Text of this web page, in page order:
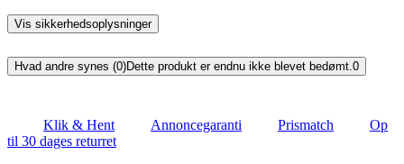
Vis sikkerhedsoplysninger
Hvad andre synes (0)Dette produkt er endnu ikke blevet bedømt. 0
Klik & Hent Annoncegaranti Prismatch
Op
til 30 dages returret